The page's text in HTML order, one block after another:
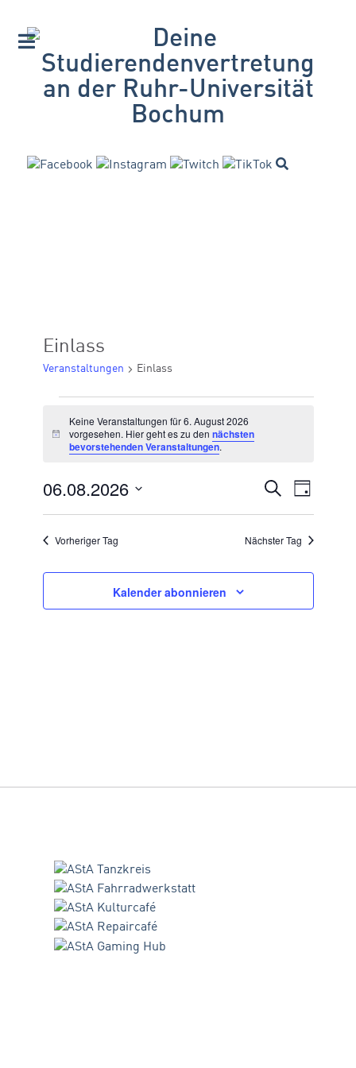
Einlass
Veranstaltungen Einlass
FÜR
AUGUST
2026
Hinweis
Keine Veranstaltungen für 6. August 2026
vorgesehen. Hier geht es zu dennächsten
bevorstehenden Veranstaltungen.
SUCHE
UND
Suche
Tag
06.08.2026
Vorheriger Tag Nächster Tag
Kalender abonnieren